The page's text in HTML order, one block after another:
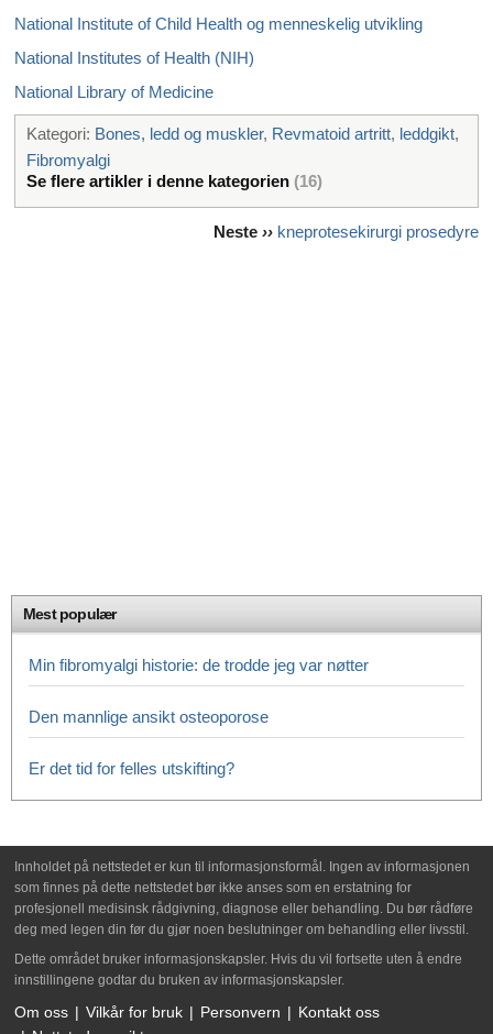
National Institute of Child Health og menneskelig utvikling
National Institutes of Health (NIH)
National Library of Medicine
Kategori: Bones, ledd og muskler, Revmatoid artritt, leddgikt,
Fibromyalgi
Se flere artikler i denne kategorien (16)
Neste ›› kneprotesekirurgi prosedyre
Mest populær
Min fibromyalgi historie: de trodde jeg var nøtter
Den mannlige ansikt osteoporose
Er det tid for felles utskifting?
Innholdet på nettstedet er kun til informasjonsformål. Ingen av informasjonen
som finnes på dette nettstedet bør ikke anses som en erstatning for
profesjonell medisinsk rådgivning, diagnose eller behandling. Du bør rådføre
deg med legen din før du gjør noen beslutninger om behandling eller livsstil.
Dette området bruker informasjonskapsler. Hvis du vil fortsette uten å endre
innstillingene godtar du bruken av informasjonskapsler.
Om oss Vilkår for bruk Personvern
Kontakt oss